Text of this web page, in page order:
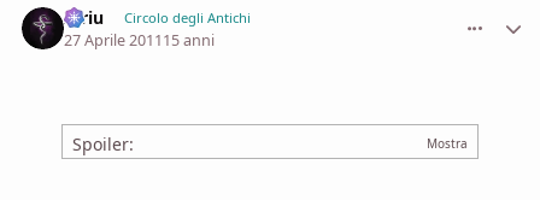
Idriu Circolo degli Antichi
27 Aprile 201115 anni
Spoiler: